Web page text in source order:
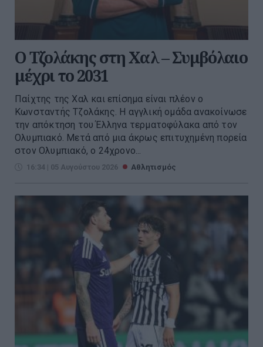
Ο Τζολάκης στη Χαλ – Συμβόλαιο
μέχρι το 2031
Παίχτης της Χαλ και επίσημα είναι πλέον ο
Κωνσταντής Τζολάκης. Η αγγλική ομάδα ανακοίνωσε
την απόκτηση του Έλληνα τερματοφύλακα από τον
Ολυμπιακό. Μετά από μια άκρως επιτυχημένη πορεία
στον Ολυμπιακό, ο 24χρονο...
16:34 | 05 Αυγούστου 2026 Αθλητισμός